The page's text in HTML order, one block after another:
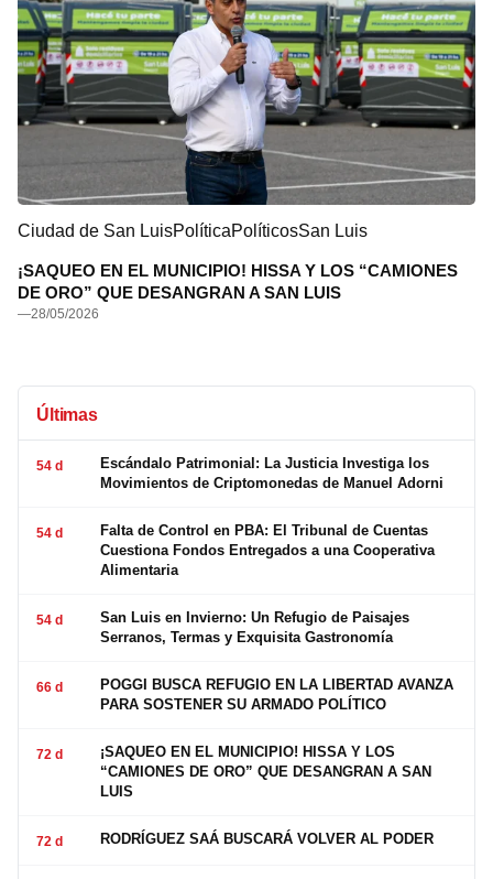
Ciudad de San LuisPolíticaPolíticosSan Luis
¡SAQUEO EN EL MUNICIPIO! HISSA Y LOS “CAMIONES
DE ORO” QUE DESANGRAN A SAN LUIS
—28/05/2026
Últimas
54 d
Escándalo Patrimonial: La Justicia Investiga los
Movimientos de Criptomonedas de Manuel Adorni
54 d
Falta de Control en PBA: El Tribunal de Cuentas
Cuestiona Fondos Entregados a una Cooperativa
Alimentaria
54 d
San Luis en Invierno: Un Refugio de Paisajes
Serranos, Termas y Exquisita Gastronomía
66 d
POGGI BUSCA REFUGIO EN LA LIBERTAD AVANZA
PARA SOSTENER SU ARMADO POLÍTICO
72 d
¡SAQUEO EN EL MUNICIPIO! HISSA Y LOS
“CAMIONES DE ORO” QUE DESANGRAN A SAN
LUIS
72 d RODRÍGUEZ SAÁ BUSCARÁ VOLVER AL PODER